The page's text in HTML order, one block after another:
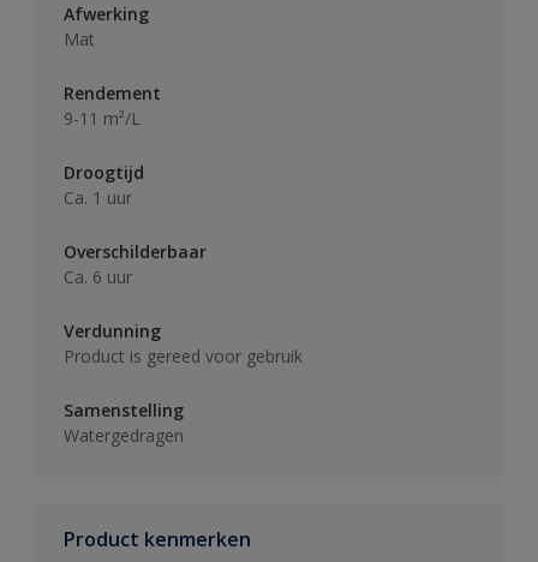
Afwerking
Mat
Rendement
9-11 m²/L
Droogtijd
Ca. 1 uur
Overschilderbaar
Ca. 6 uur
Verdunning
Product is gereed voor gebruik
Samenstelling
Watergedragen
Product kenmerken